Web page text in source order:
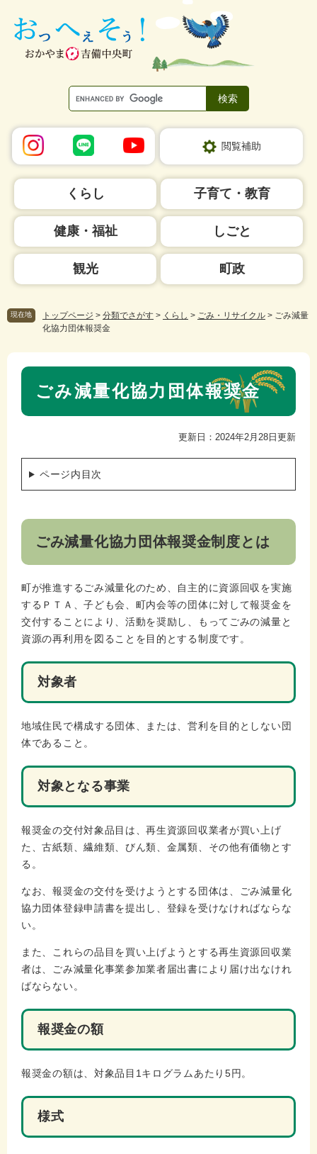
閲覧補助
くらし 子育て・教育
健康・福祉 しごと
観光 町政
現在地 トップページ > 分類でさがす > くらし > ごみ・リサイクル > ごみ減量
化協力団体報奨金
本
ごみ減量化協力団体報奨金
更新日：2024年2月28日更新
ページ内目次
ごみ減量化協力団体報奨金制度とは
町が推進するごみ減量化のため、自主的に資源回収を実施
するＰＴＡ、子ども会、町内会等の団体に対して報奨金を
交付することにより、活動を奨励し、もってごみの減量と
資源の再利用を図ることを目的とする制度です。
対象者
地域住民で構成する団体、または、営利を目的としない団
体であること。
対象となる事業
報奨金の交付対象品目は、再生資源回収業者が買い上げ
た、古紙類、繊維類、びん類、金属類、その他有価物とす
る。
なお、報奨金の交付を受けようとする団体は、ごみ減量化
協力団体登録申請書を提出し、登録を受けなければならな
い。
また、これらの品目を買い上げようとする再生資源回収業
者は、ごみ減量化事業参加業者届出書により届け出なけれ
ばならない。
報奨金の額
報奨金の額は、対象品目1キログラムあたり5円。
様式